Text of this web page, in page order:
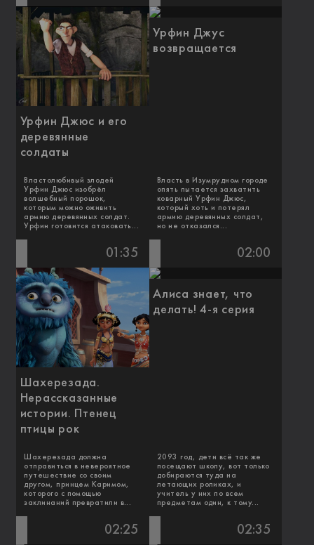
Урфин Джюс и его
деревянные
солдаты
Властолюбивый злодей
Урфин Джюс изобрёл
волшебный порошок,
которым можно оживить
армию деревянных солдат.
Урфин готовится атаковать...
Урфин Джус
возвращается
Власть в Изумрудном городе
опять пытается захватить
коварный Урфин Джюс,
который хоть и потерял
армию деревянных солдат,
но не отказался...
01:35
Шахерезада.
Нерассказанные
истории. Птенец
птицы рок
Шахерезада должна
отправиться в невероятное
путешествие со своим
другом, принцем Каримом,
которого с помощью
заклинаний превратили в...
02:00
Алиса знает, что
делать! 4-я серия
2093 год, дети всё так же
посещают школу, вот только
добираются туда на
летающих роликах, и
учитель у них по всем
предметам один, к тому...
02:25 02:35